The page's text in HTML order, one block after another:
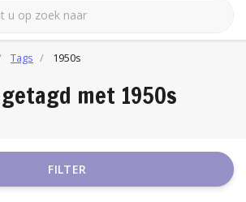
Tags 1950s
met 1950s
FILTER